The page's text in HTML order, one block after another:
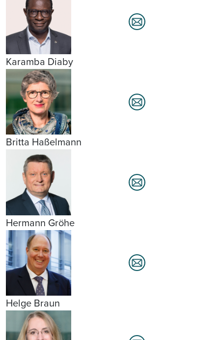
Karamba Diaby
Britta Haßelmann
Hermann Gröhe
Helge Braun